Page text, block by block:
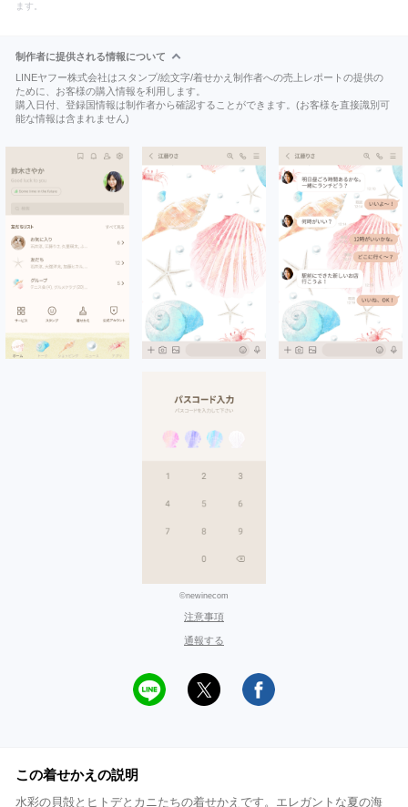
ます。
制作者に提供される情報について
LINEヤフー株式会社はスタンプ/絵文字/着せかえ制作者への売上レポートの提供の
ために、お客様の購入情報を利用します。
購入日付、登録国情報は制作者から確認することができます。(お客様を直接識別可
能な情報は含まれません)
©newinecom
注意事項
通報する
この着せかえの説明
水彩の貝殻とヒトデとカニたちの着せかえです。エレガントな夏の海